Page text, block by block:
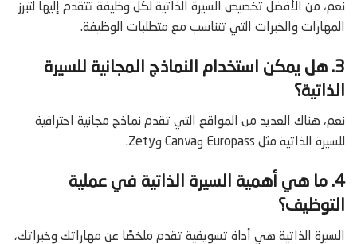
نعم، من الأفضل تخصيص السيرة الذاتية لكل وظيفة تتقدم إليها لتبرز
المهارات والخبرات التي تتناسب مع متطلبات الوظيفة.
3. هل يمكن استخدام النماذج المجانية للسيرة
الذاتية؟
نعم، هناك العديد من المواقع التي تقدم نماذج مجانية احترافية
للسيرة الذاتية مثل Europass وCanva وZety.
4. ما هي أهمية السيرة الذاتية في عملية
التوظيف؟
السيرة الذاتية هي أداة تسويقية تقدم ملخصًا عن مهاراتك وخبراتك،